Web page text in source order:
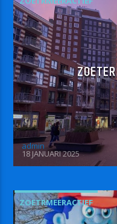
admin
18 JANUARI 2025
ZOETRMEERACTIEF